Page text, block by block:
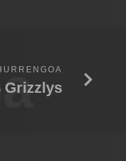
Grizzlys